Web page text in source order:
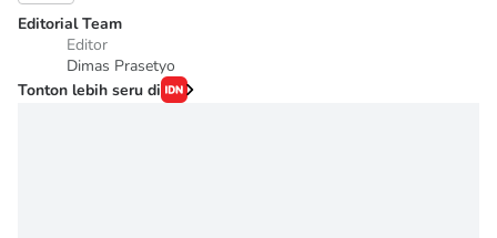
Editorial Team
Editor
Dimas Prasetyo
Tonton lebih seru di